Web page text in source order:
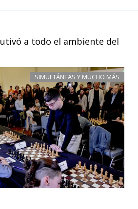
a todo el ambiente del
SIMULTÁNEAS Y MUCHO MÁS